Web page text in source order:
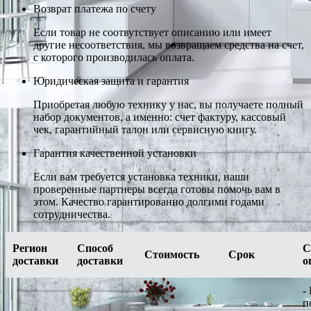
Возврат платежа по счету
Если товар не соотвутствует описанию или имеет
другие несоответствия, мы возвращаем средства на счет,
с которого производилась оплата.
Юридическая защита и гарантия
Приобретая любую технику у нас, вы получаете полный
набор документов, а именно: счет фактуру, кассовый
чек, гарантийный талон или сервисную книгу.
Гарантия качественной установки
Если вам требуется установка техники, наши
проверенные партнеры всегда готовы помочь вам в
этом. Качество гарантированно долгими годами
сотрудничества.
Регион
доставки
Способ
доставки
Стоимость Срок
-